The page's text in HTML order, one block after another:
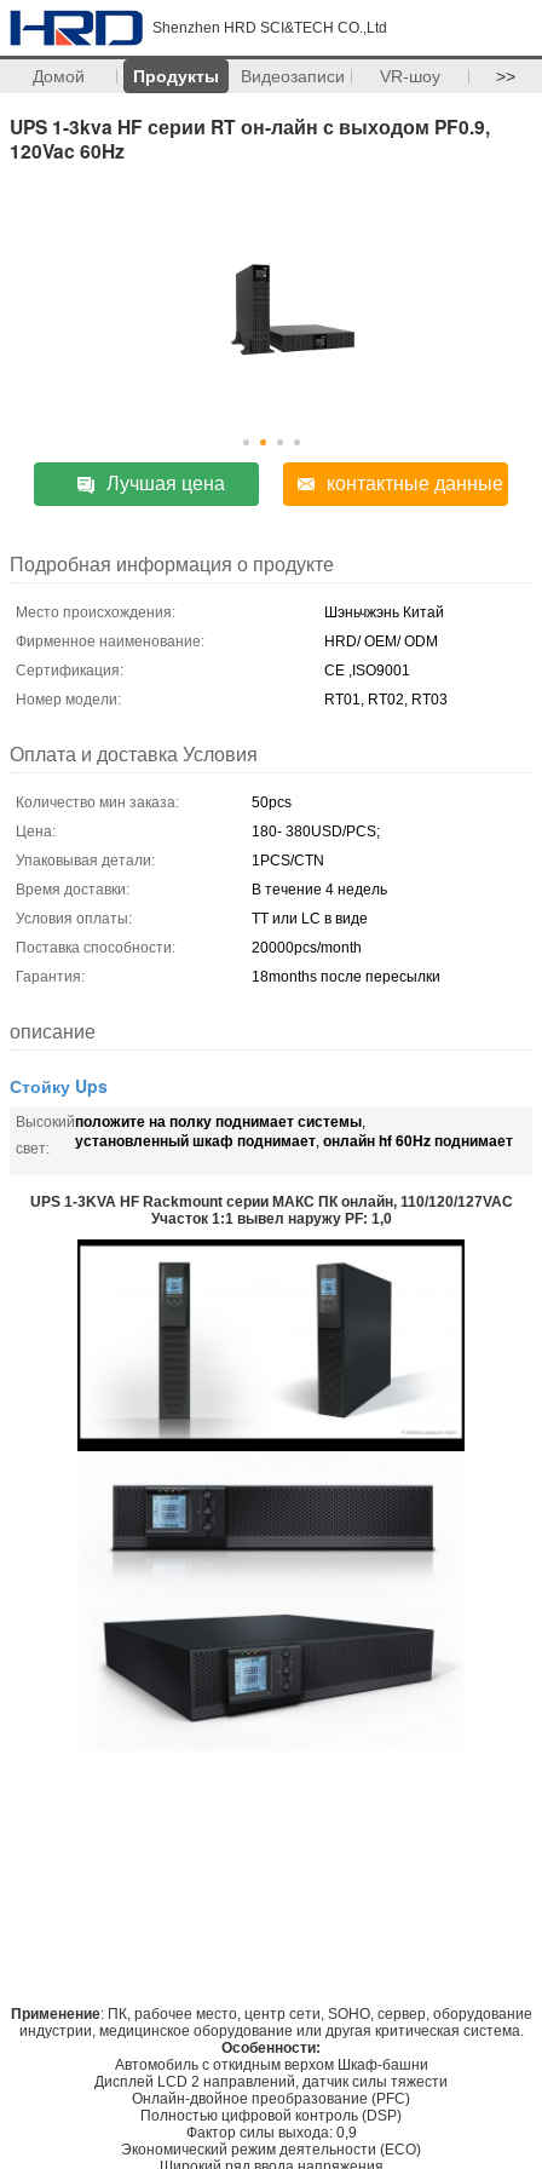
Shenzhen HRD SCI&TECH CO.,Ltd
Домой Продукты Видеозаписи VR-шоу >>
UPS 1-3kva HF серии RT он-лайн с выходом PF0.9,
120Vac 60Hz
Лучшая цена контактные данные
Подробная информация о продукте
Место происхождения:
Шэньчжэнь Китай
Фирменное наименование:
HRD/ OEM/ ODM
Сертификация:
CE ,ISO9001
Номер модели:
RT01, RT02, RT03
Оплата и доставка Условия
Количество мин заказа:
50pcs
Цена:
180- 380USD/PCS;
Упаковывая детали:
1PCS/CTN
Время доставки:
В течение 4 недель
Условия оплаты:
TT или LC в виде
Поставка способности:
20000pcs/month
Гарантия:
18months после пересылки
описание
Стойку Ups
Высокий
свет:
положите на полку поднимает системы,
установленный шкаф поднимает, онлайн hf 60Hz поднимает
UPS 1-3KVA HF Rackmount серии МАКС ПК онлайн, 110/120/127VAC
Участок 1:1 вывел наружу PF: 1,0
Применение: ПК, рабочее место, центр сети, SOHO, сервер, оборудование
индустрии, медицинское оборудование или другая критическая система.
Особенности:
Автомобиль с откидным верхом Шкаф-башни
Дисплей LCD 2 направлений, датчик силы тяжести
Онлайн-двойное преобразование (PFC)
Полностью цифровой контроль (DSP)
Фактор силы выхода: 0,9
Экономический режим деятельности (ECO)